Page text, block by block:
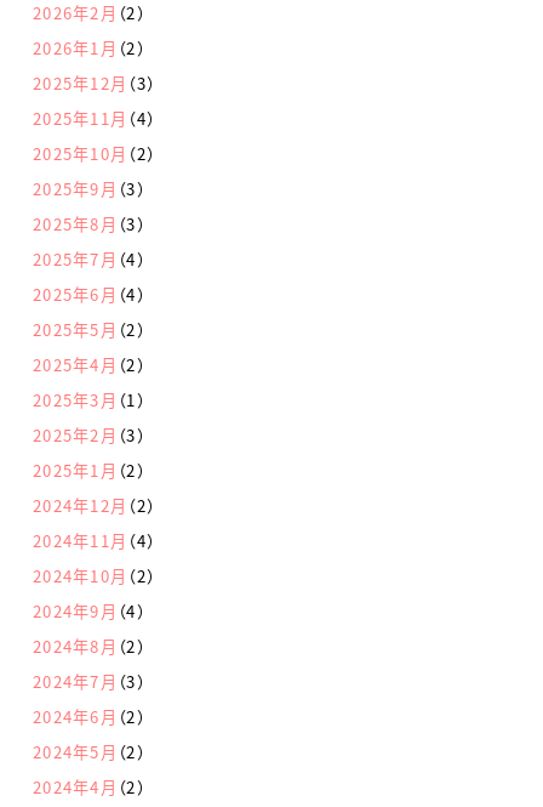
2026年2月 （2）
2026年1月 （2）
2025年12月 （3）
2025年11月 （4）
2025年10月 （2）
2025年9月 （3）
2025年8月 （3）
2025年7月 （4）
2025年6月 （4）
2025年5月 （2）
2025年4月 （2）
2025年3月 （1）
2025年2月 （3）
2025年1月 （2）
2024年12月 （2）
2024年11月 （4）
2024年10月 （2）
2024年9月 （4）
2024年8月 （2）
2024年7月 （3）
2024年6月 （2）
2024年5月 （2）
2024年4月 （2）